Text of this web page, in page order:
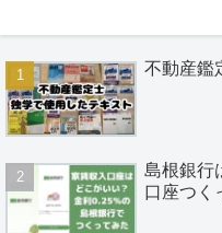
不動産鑑
島根銀行
口座つく